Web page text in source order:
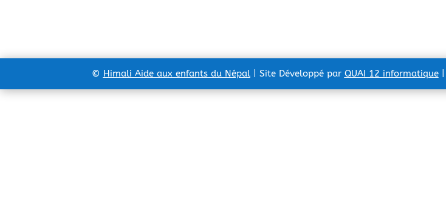
© Himali Aide aux enfants du Népal | Site Développé par QUAI 12 informatique